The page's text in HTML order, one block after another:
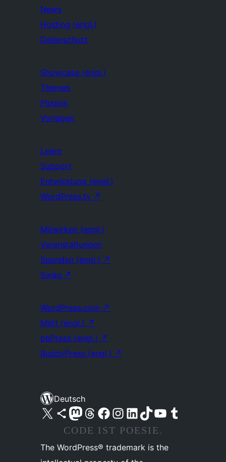
News
Hosting (engl.)
Datenschutz
Showcase (engl.)
Themes
Plugins
Vorlagen
Learn
Support
Entwicklung (engl.)
WordPress.tv ↗
Mitwirken (engl.)
Veranstaltungen
Spenden (engl.) ↗
Swag ↗
WordPress.com ↗
Matt (engl.) ↗
bbPress (engl.) ↗
BuddyPress (engl.) ↗
Deutsch
Unser X-Konto (früher Twitter) besuchen
Unser Bluesky-Konto besuchen
Unser Mastodon-Konto besuchen
Unser Threads-Konto besuchen
Unsere Facebook-Seite besuchen
Unser Instagram-Konto besuchen
Unser LinkedIn-Konto besuchen
Unser TikTok-Konto besuchen
Unseren YouTube-Kanal besuchen
Unser Tumblr-Konto besuchen
CODE IST POESIE.
The WordPress® trademark is the